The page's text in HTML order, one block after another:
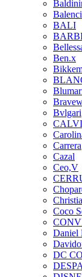
BALI
Ben.x
Bvlgari
Carrera
Cazal
Ceo,V
Coco
Daniel
DC